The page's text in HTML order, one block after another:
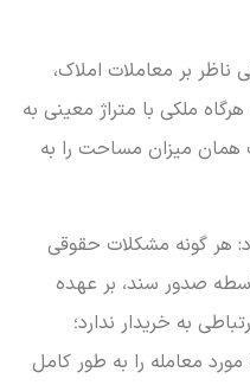
ناظر بر معاملات املاک،
ملکی با متراژ معینی به
میزان مساحت را به
هر گونه مشکلات حقوقی
صدور سند، بر عهده
به خریدار ندارد؛
معامله را به طور کامل